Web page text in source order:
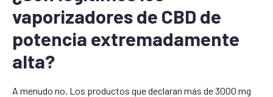
vaporizadores de CBD de
potencia extremadamente
alta?
A menudo no. Los productos que declaran más de 3000 mg